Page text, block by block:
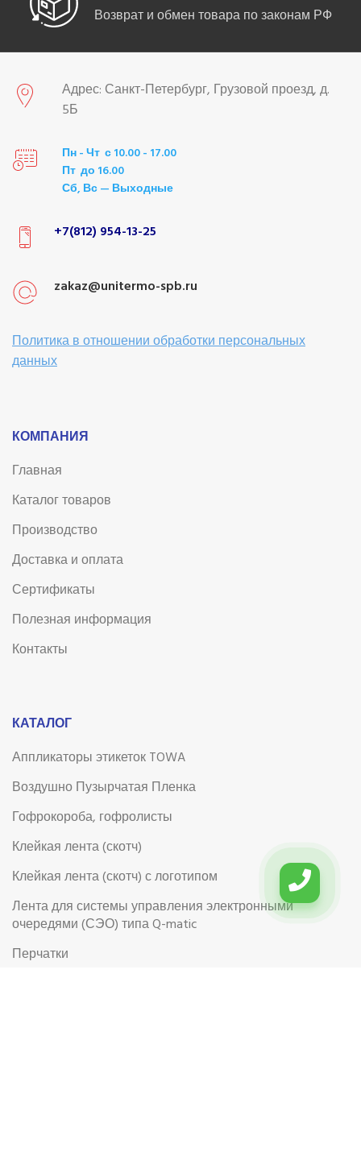
Возврат и обмен товара по законам РФ
Адрес: Санкт-Петербург, Грузовой проезд, д.
5Б
Пн - Чт с 10.00 - 17.00
Пт до 16.00
Сб, Вс — Выходные
+7(812) 954-13-25
zakaz@unitermo-spb.ru
Политика в отношении обработки персональных
данных
КОМПАНИЯ
Главная
Каталог товаров
Производство
Доставка и оплата
Сертификаты
Полезная информация
Контакты
КАТАЛОГ
Аппликаторы этикеток TOWA
Воздушно Пузырчатая Пленка
Гофрокороба, гофролисты
Клейкая лента (скотч)
Клейкая лента (скотч) с логотипом
Лента для системы управления электронными
очередями (СЭО) типа Q-matic
Перчатки